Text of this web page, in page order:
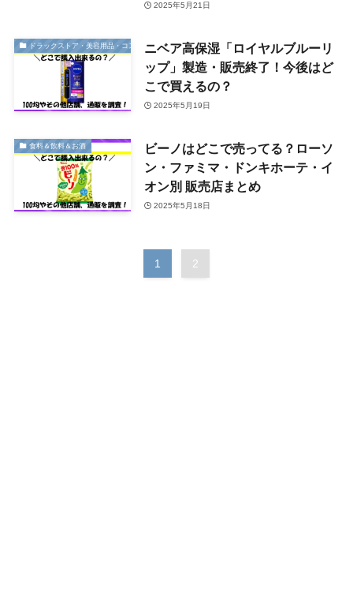
2025年5月21日
ドラックストア・美容用品・コスメ
ニベア高保湿「ロイヤルブルーリ
ップ」製造・販売終了！今後はど
こで買えるの？
2025年5月19日
食料＆飲料＆お酒
ビーノはどこで売ってる？ローソ
ン・ファミマ・ドンキホーテ・イ
オン別 販売店まとめ
2025年5月18日
1 2